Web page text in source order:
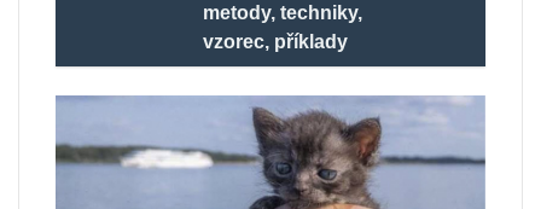
metody, techniky,
vzorec, příklady